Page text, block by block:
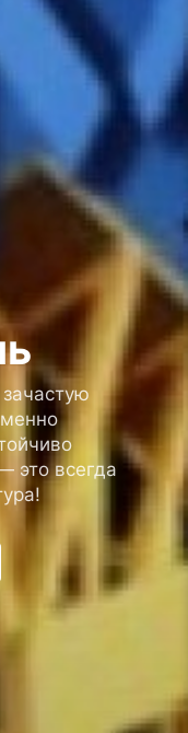
это всегда